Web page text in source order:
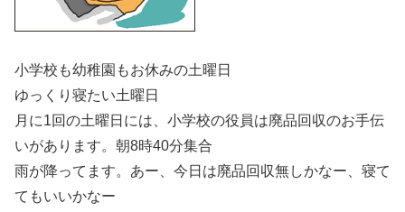
小学校も幼稚園もお休みの土曜日
ゆっくり寝たい土曜日
月に1回の土曜日には、小学校の役員は廃品回収のお手伝
いがあります。朝8時40分集合
雨が降ってます。あー、今日は廃品回収無しかなー、寝て
てもいいかなー